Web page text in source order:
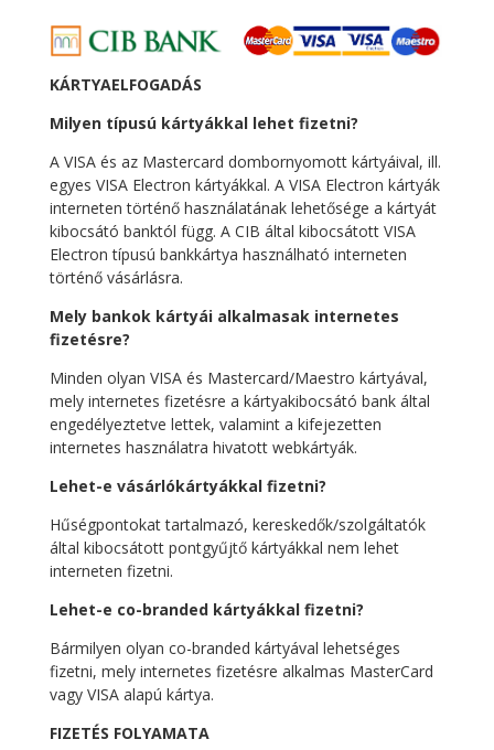
KÁRTYAELFOGADÁS
Milyen típusú kártyákkal lehet fizetni?
A VISA és az Mastercard dombornyomott kártyáival, ill.
egyes VISA Electron kártyákkal. A VISA Electron kártyák
interneten történő használatának lehetősége a kártyát
kibocsátó banktól függ. A CIB által kibocsátott VISA
Electron típusú bankkártya használható interneten
történő vásárlásra.
Mely bankok kártyái alkalmasak internetes
fizetésre?
Minden olyan VISA és Mastercard/Maestro kártyával,
mely internetes fizetésre a kártyakibocsátó bank által
engedélyeztetve lettek, valamint a kifejezetten
internetes használatra hivatott webkártyák.
Lehet-e vásárlókártyákkal fizetni?
Hűségpontokat tartalmazó, kereskedők/szolgáltatók
által kibocsátott pontgyűjtő kártyákkal nem lehet
interneten fizetni.
Lehet-e co-branded kártyákkal fizetni?
Bármilyen olyan co-branded kártyával lehetséges
fizetni, mely internetes fizetésre alkalmas MasterCard
vagy VISA alapú kártya.
FIZETÉS FOLYAMATA